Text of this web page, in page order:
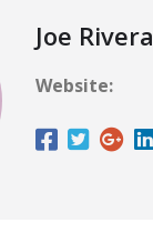
Joe Rivera
Website: